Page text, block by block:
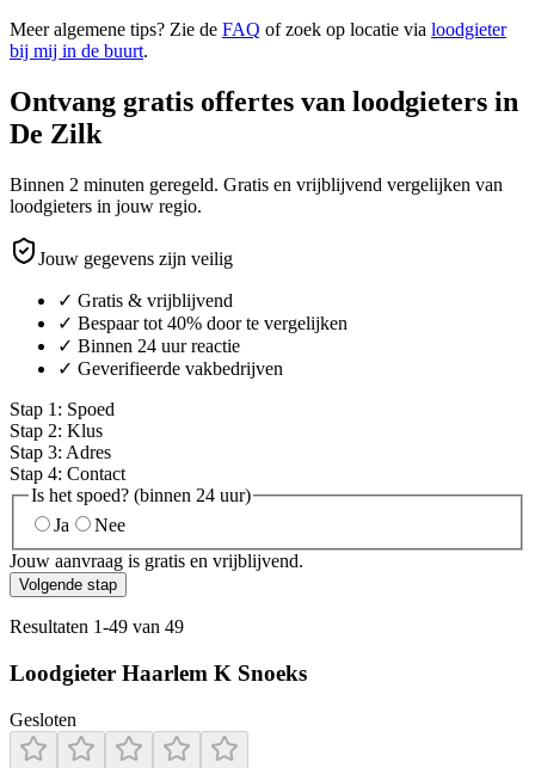
Meer algemene tips? Zie de FAQ of zoek op locatie via loodgieter
bij mij in de buurt.
Ontvang gratis offertes van loodgieters in
De Zilk
Binnen 2 minuten geregeld. Gratis en vrijblijvend vergelijken van
loodgieters in jouw regio.
Jouw gegevens zijn veilig
✓ Gratis & vrijblijvend
✓ Bespaar tot 40% door te vergelijken
✓ Binnen 24 uur reactie
✓ Geverifieerde vakbedrijven
Stap 1 : Spoed
Stap 2: Klus
Stap 3: Adres
Stap 4: Contact
Is het spoed? (binnen 24 uur)
Ja
Nee
Jouw aanvraag is gratis en vrijblijvend.
Volgende stap
Resultaten 1-49 van 49
Loodgieter Haarlem K Snoeks
Gesloten